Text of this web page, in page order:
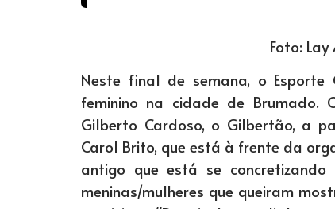
Foto:
Neste final de semana, o
feminino na cidade de Brumado.
Gilberto Cardoso, o Gilbertão, a
Carol Brito, que está à frente da
antigo que está se
meninas/mulheres que queiram